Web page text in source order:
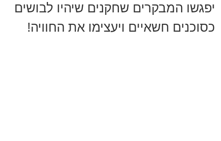
יפגשו המבקרים שחקנים שיהיו לבושים
כסוכנים חשאיים ויעצימו את החוויה!